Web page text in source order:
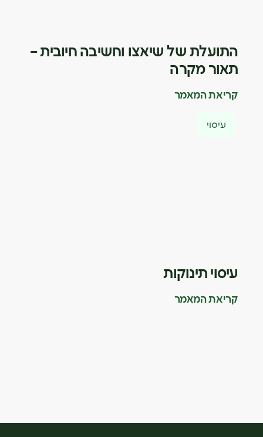
התועלת של שיאצו וחשיבה חיובית –
תאור מקרה
קריאת המאמר
עיסוי
עיסוי תינוקות
קריאת המאמר